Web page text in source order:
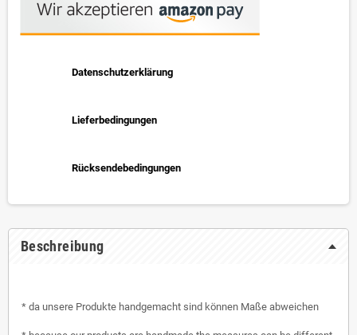
Datenschutzerklärung
Lieferbedingungen
Rücksendebedingungen
Beschreibung
* da unsere Produkte handgemacht sind können Maße abweichen